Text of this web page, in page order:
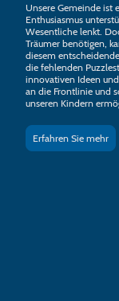
Unsere Gemeinde ist
Enthusiasmus
Wesentliche lenkt.
Träumer benötigen,
diesem
die fehlenden
innovativen Ideen
an die Frontlinie und
unseren Kindern
Erfahren Sie mehr